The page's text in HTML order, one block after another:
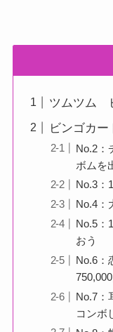
ツムツム
ビンゴカ
No.2：
ボムを
No.3：
No.4：
No.5：
おう
No.6：
No.7：
コンボ